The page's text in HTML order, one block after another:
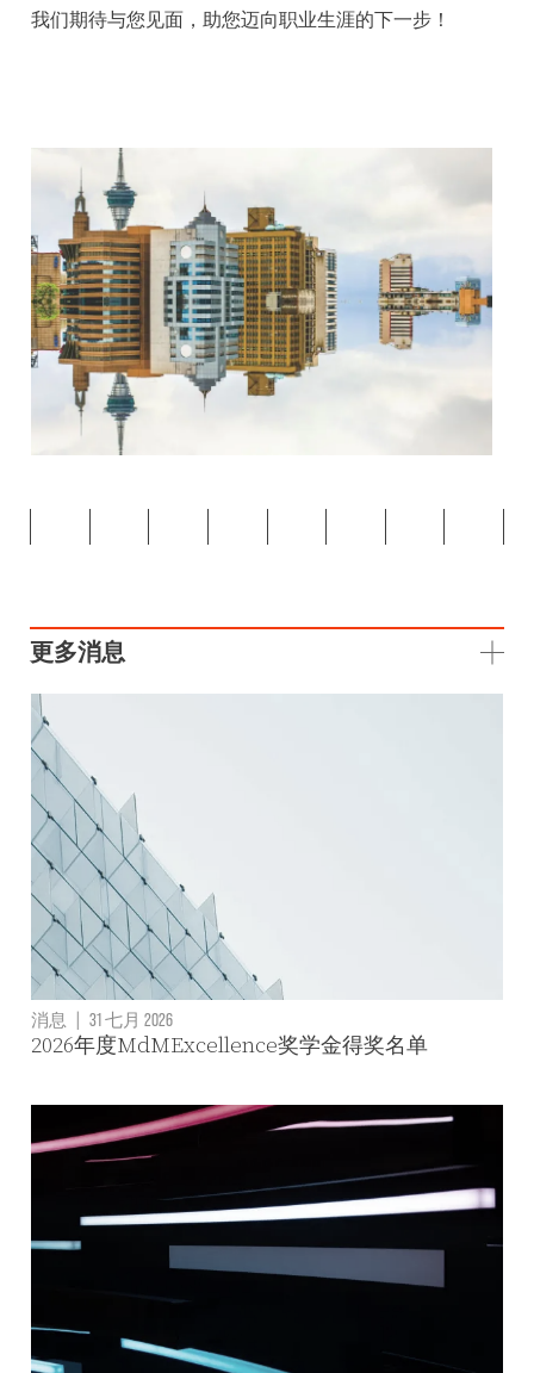
我们期待与您见面，助您迈向职业生涯的下一步！
更多消息
消息 31 七月 2026
2026年度MdMExcellence奖学金得奖名单